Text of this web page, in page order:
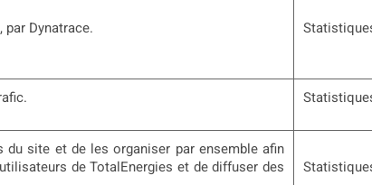
par Dynatrace.
du site et de les organiser par ensemble afin
de TotalEnergies et de diffuser des